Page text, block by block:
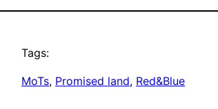
Tags:
MoTs, Promised land, Red&Blue